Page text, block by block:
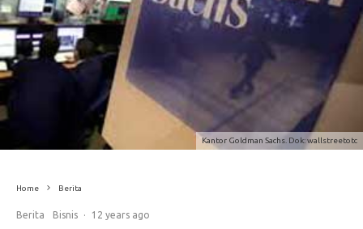
Kantor Goldman Sachs. Dok: wallstreetotc
Home Berita
Berita Bisnis · 12 years ago